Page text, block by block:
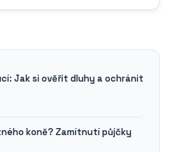
Jak si ověřit dluhy a ochránit
koně? Zamítnutí půjčky